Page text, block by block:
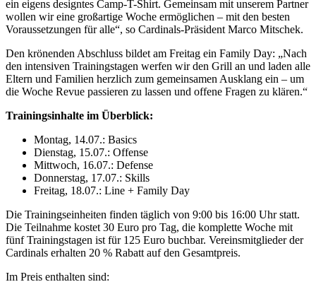
ein eigens designtes Camp-T-Shirt. Gemeinsam mit unserem Partner
wollen wir eine großartige Woche ermöglichen – mit den besten
Voraussetzungen für alle“, so Cardinals-Präsident Marco Mitschek.
Den krönenden Abschluss bildet am Freitag ein Family Day: „Nach
den intensiven Trainingstagen werfen wir den Grill an und laden alle
Eltern und Familien herzlich zum gemeinsamen Ausklang ein – um
die Woche Revue passieren zu lassen und offene Fragen zu klären.“
Trainingsinhalte im Überblick:
Montag, 14.07.: Basics
Dienstag, 15.07.: Offense
Mittwoch, 16.07.: Defense
Donnerstag, 17.07.: Skills
Freitag, 18.07.: Line + Family Day
Die Trainingseinheiten finden täglich von 9:00 bis 16:00 Uhr statt.
Die Teilnahme kostet 30 Euro pro Tag, die komplette Woche mit
fünf Trainingstagen ist für 125 Euro buchbar. Vereinsmitglieder der
Cardinals erhalten 20 % Rabatt auf den Gesamtpreis.
Im Preis enthalten sind: